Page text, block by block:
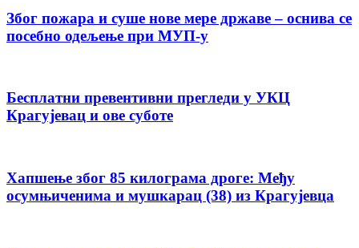
Због пожара и суше нове мере државе – оснива се
посебно одељење при МУП-у
Бесплатни превентивни прегледи у УКЦ
Крагујевац и ове суботе
Хапшење због 85 килограма дроге: Међу
осумњиченима и мушкарац (38) из Крагујевца